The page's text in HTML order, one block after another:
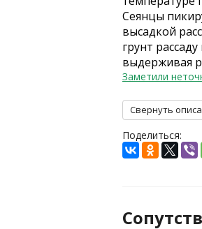
Сеянцы
высадкой
грунт
выдерживая
Заметили
Свернуть
Поделиться: